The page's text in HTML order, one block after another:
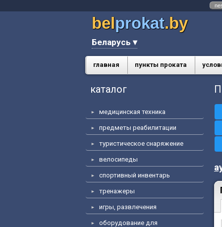
belprokat.by
Беларусь ▾
главная пункты проката
каталог
медицинская техника
предметы реабилитации
туристическое снаряжение
велосипеды
спортивный инвентарь
тренажеры
игры, развлечения
оборудование для